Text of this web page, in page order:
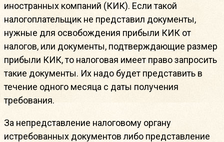
иностранных компаний (КИК). Если такой
налогоплательщик не представил документы,
нужные для освобождения прибыли КИК от
налогов, или документы, подтверждающие размер
прибыли КИК, то налоговая имеет право запросить
такие документы. Их надо будет представить в
течение одного месяца с даты получения
требования.
За непредставление налоговому органу
истребованных документов либо представление